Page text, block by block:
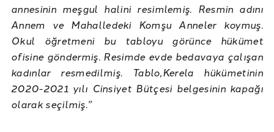
annesinin meşgul halini resimlemiş. Resmin adını
Annem ve Mahalledeki Komşu Anneler koymuş.
Okul öğretmeni bu tabloyu görünce hükümet
ofisine göndermiş. Resimde evde bedavaya çalışan
kadınlar resmedilmiş. Tablo,Kerela hükümetinin
2020-2021 yılı Cinsiyet Bütçesi belgesinin kapağı
olarak seçilmiş.”